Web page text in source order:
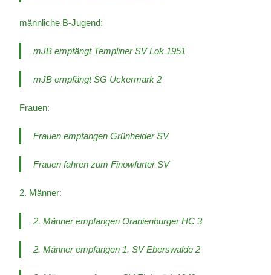
männliche B-Jugend:
mJB empfängt Templiner SV Lok 1951
mJB empfängt SG Uckermark 2
Frauen:
Frauen empfangen Grünheider SV
Frauen fahren zum Finowfurter SV
2. Männer:
2. Männer empfangen Oranienburger HC 3
2. Männer empfangen 1. SV Eberswalde 2